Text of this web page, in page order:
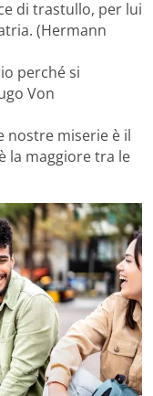
di trastullo, per lui
(Hermann
perché si
Von
nostre miserie è il
la maggiore tra le